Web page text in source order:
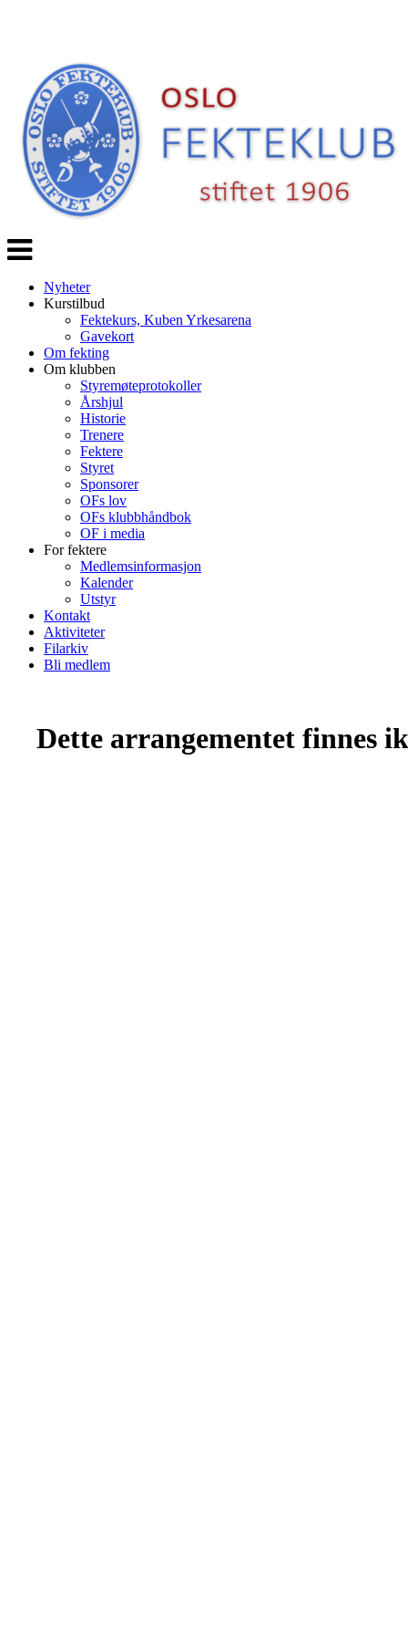
Veksle
navigasjon
Nyheter
Kurstilbud
Fektekurs, Kuben Yrkesarena
Gavekort
Om fekting
Om klubben
Styremøteprotokoller
Årshjul
Historie
Trenere
Fektere
Styret
Sponsorer
OFs lov
OFs klubbhåndbok
OF i media
For fektere
Medlemsinformasjon
Kalender
Utstyr
Kontakt
Aktiviteter
Filarkiv
Bli medlem
Dette arrangementet finnes